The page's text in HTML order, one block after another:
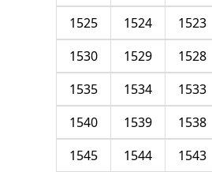
1523
1524
1525
1528
1529
1530
1533
1534
1535
1538
1539
1540
1543
1544
1545